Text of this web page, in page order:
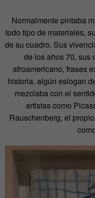
Normalmente pintaba
todo tipo de materiales,
de su cuadro. Sus
de los años 70, sus
afroamericano, frases
historia, algún eslogan
mezclaba con el
artistas como
Rauschenberg, el